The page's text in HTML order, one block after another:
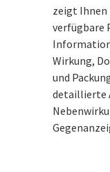
zeigt Ihnen
verfügbare
Wirkung,
und
detaillierte